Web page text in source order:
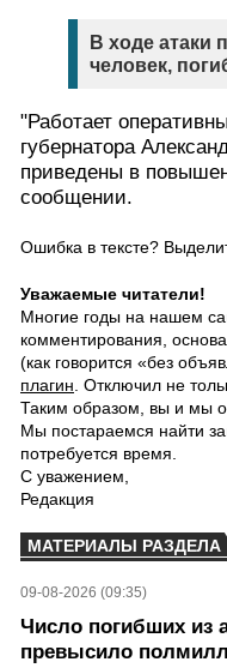
В ходе атаки
человек,
"Работает
губернатора
приведены в
сообщении.
Ошибка в тексте?
Уважаемые читатели!
Многие годы на нашем
комментирования,
(как говорится «без
плагин . Отключил не
Таким образом, вы и мы
Мы постараемся найти
потребуется время.
С уважением,
Редакция
МАТЕРИАЛЫ РАЗДЕЛА
09-08-2026 (09:35)
Число погибших из
превысило